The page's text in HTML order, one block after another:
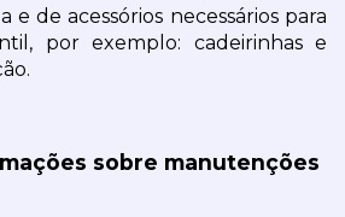
e de acessórios necessários para
por exemplo: cadeirinhas e
sobre manutenções